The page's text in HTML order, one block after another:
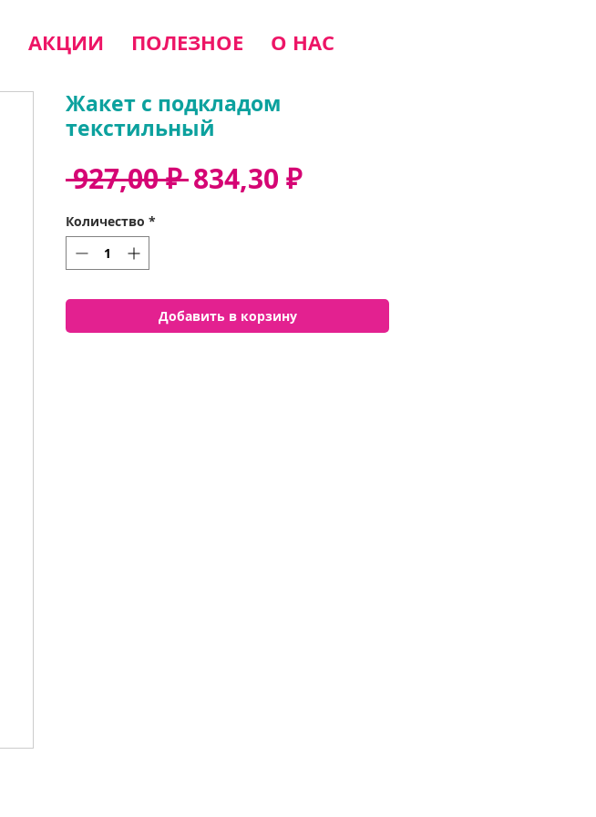
АКЦИИ ПОЛЕЗНОЕ О НАС
Жакет с подкладом
текстильный
927,00 ₽ Обычная
834,30 ₽Спеццена
Количество *
Добавить в корзину